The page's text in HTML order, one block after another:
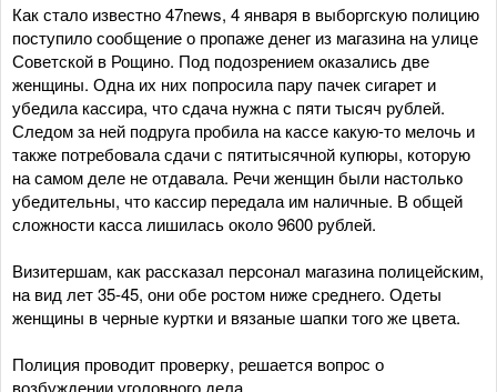
Как стало известно 47news, 4 января в выборгскую полицию
поступило сообщение о пропаже денег из магазина на улице
Советской в Рощино. Под подозрением оказались две
женщины. Одна их них попросила пару пачек сигарет и
убедила кассира, что сдача нужна с пяти тысяч рублей.
Следом за ней подруга пробила на кассе какую-то мелочь и
также потребовала сдачи с пятитысячной купюры, которую
на самом деле не отдавала. Речи женщин были настолько
убедительны, что кассир передала им наличные. В общей
сложности касса лишилась около 9600 рублей.
Визитершам, как рассказал персонал магазина полицейским,
на вид лет 35-45, они обе ростом ниже среднего. Одеты
женщины в черные куртки и вязаные шапки того же цвета.
Полиция проводит проверку, решается вопрос о
возбуждении уголовного дела.